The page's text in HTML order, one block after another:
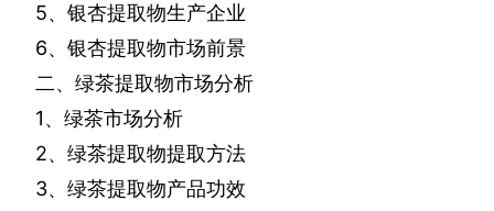
5、银杏提取物生产企业
6、银杏提取物市场前景
二、绿茶提取物市场分析
1、绿茶市场分析
2、绿茶提取物提取方法
3、绿茶提取物产品功效